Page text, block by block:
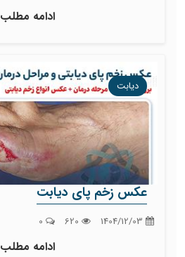
ادامه مطلب
دیابت
عکس زخم پای دیابت
ادامه مطلب